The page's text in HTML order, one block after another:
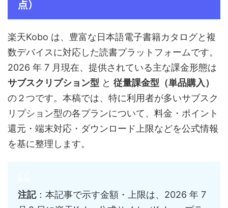
点）
楽天Kobo は、豊富な日本語電子書籍カタログと複
数デバイスに対応した読書プラットフォームです。
2026 年 7 月現在、提供されている主な課金形態は
サブスクリプション型 と 従量課金型（単品購入）
の２つです。本稿では、特に利用者が多いサブスク
リプション型の各プランについて、料金・ポイント
還元・端末対応・ダウンロード上限などを公式情報
を基に整理します。
注記：本記事で示す金額・上限は、2026 年 7